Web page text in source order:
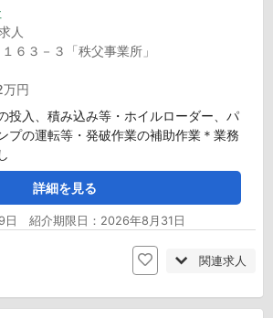
人
６３－３「秩父事業所」
円
投入、積み込み等・ホイルローダー、パ
プの運転等・発破作業の補助作業＊業務
詳細を見る
日 紹介期限日：2026年8月31日
関連求人